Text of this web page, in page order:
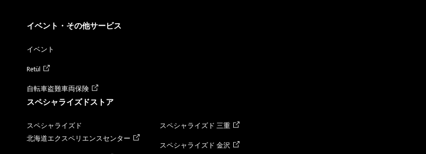
イベント・その他サービス
イベント
Retül
自転車盗難車両保険
スペシャライズドストア
スペシャライズド
北海道エクスペリエンスセンター
スペシャライズド 三重
スペシャライズド 金沢